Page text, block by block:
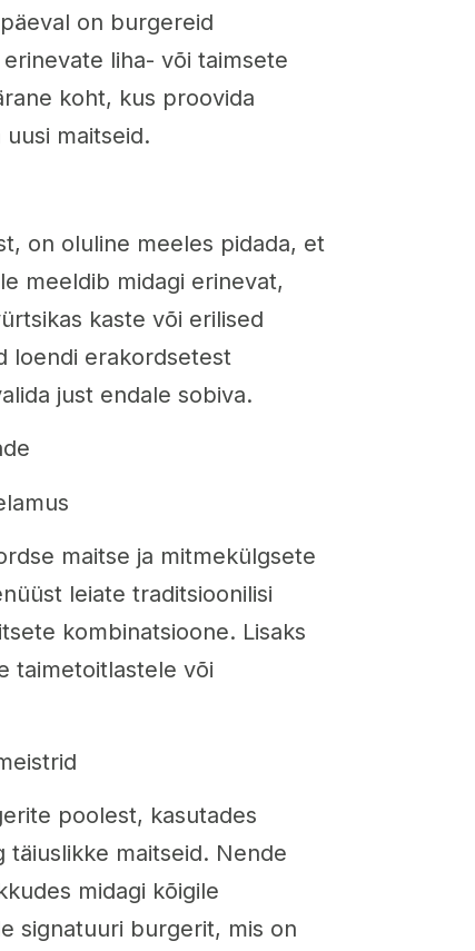
on burgereid
liha- või taimsete
koht, kus proovida
maitseid.
on oluline meeles pidada, et
meeldib midagi erinevat,
kaste või erilised
loendi erakordsetest
just endale sobiva.
maitse ja mitmekülgsete
leiate traditsioonilisi
kombinatsioone. Lisaks
taimetoitlastele või
poolest, kasutades
täiuslikke maitseid. Nende
midagi kõigile
signatuuri burgerit, mis on